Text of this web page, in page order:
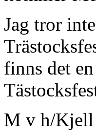
Jag tror
finns det
M v h/Kjell